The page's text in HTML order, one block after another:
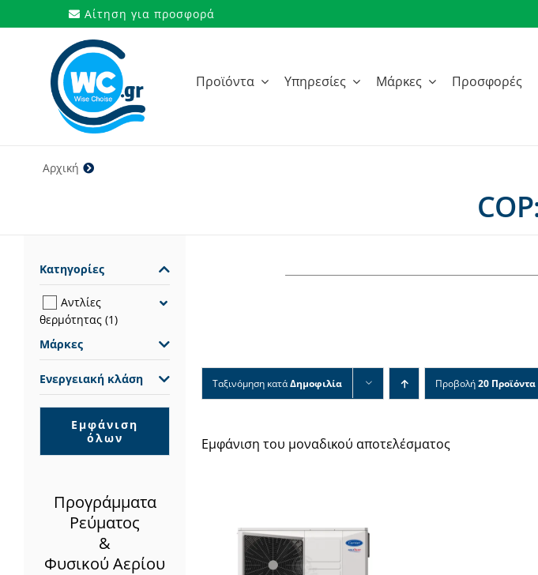
στο
περιεχόμενο
Αίτηση για προσφορά
Προϊόντα Υπηρεσίες Μάρκες Προσφορές
Αρχική
Ταξινόμηση κατάΔημοφιλία Προβολή20 Προϊόντα
Εμφάνιση του μοναδικού αποτελέσματος
Κατηγορίες
Αντλίες
θερμότητας (1)
Μάρκες
Ενεργειακή κλάση
Εμφάνιση
όλων
Προγράμματα
Ρεύματος
&
Φυσικού Αερίου